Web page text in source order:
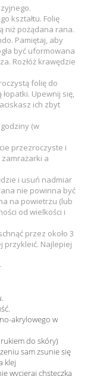
kształtu. Folię
niż pożądana rana.
Pamiętaj, aby
być uformowana
Rozłóż krawędzie
folię do
Upewnij się,
ich zbyt
godziny (w
przezroczyste i
a
i usuń nadmiar
nie powinna być
na powietrzu (lub
od wielkości i
przez około 3
przykleić. Najlepiej
akrylowego w
do skóry)
sam zsunie się
klej
wycieraj chsteczką